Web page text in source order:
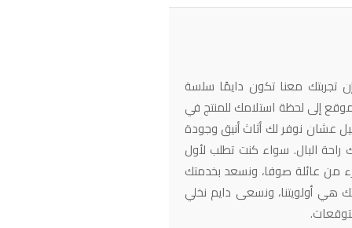
تجربتك معنا تكون دايمًا سلسة
إلى لحظة استلامك للمنتج في
عشان نوفر لك أثاث أنيق وجودة
البال. سواء كنت تطلب لأول
من عائلة صوفا، ونسعد بخدمتك
هي أولويتنا، ونسعى دايم نخلي